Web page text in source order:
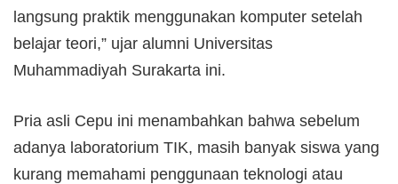
langsung praktik menggunakan komputer setelah
belajar teori,” ujar alumni Universitas
Muhammadiyah Surakarta ini.
Pria asli Cepu ini menambahkan bahwa sebelum
adanya laboratorium TIK, masih banyak siswa yang
kurang memahami penggunaan teknologi atau